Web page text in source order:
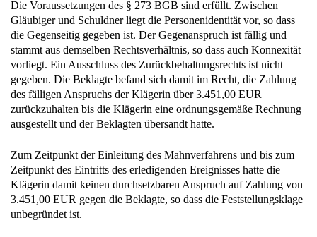
Die Voraussetzungen des § 273 BGB sind erfüllt. Zwischen
Gläubiger und Schuldner liegt die Personenidentität vor, so dass
die Gegenseitig gegeben ist. Der Gegenanspruch ist fällig und
stammt aus demselben Rechtsverhältnis, so dass auch Konnexität
vorliegt. Ein Ausschluss des Zurückbehaltungsrechts ist nicht
gegeben. Die Beklagte befand sich damit im Recht, die Zahlung
des fälligen Anspruchs der Klägerin über 3.451,00 EUR
zurückzuhalten bis die Klägerin eine ordnungsgemäße Rechnung
ausgestellt und der Beklagten übersandt hatte.
Zum Zeitpunkt der Einleitung des Mahnverfahrens und bis zum
Zeitpunkt des Eintritts des erledigenden Ereignisses hatte die
Klägerin damit keinen durchsetzbaren Anspruch auf Zahlung von
3.451,00 EUR gegen die Beklagte, so dass die Feststellungsklage
unbegründet ist.